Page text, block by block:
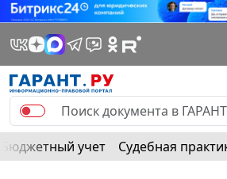
Бюджетный учет Судебная